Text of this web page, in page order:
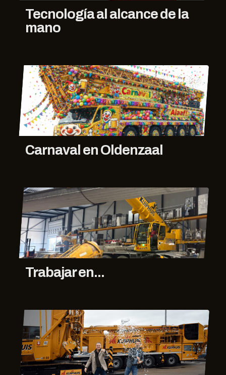
Tecnología al alcance de la
mano
Carnaval en Oldenzaal
Trabajar en...